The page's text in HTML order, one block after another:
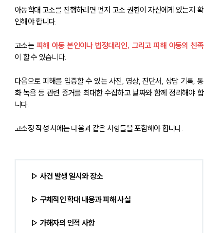
아동학대 고소를 진행하려면 먼저 고소 권한이 자신에게 있는지 확
인해야 합니다.
고소는 피해 아동 본인이나 법정대리인, 그리고 피해 아동의 친족
이 할 수 있습니다.
다음으로 피해를 입증할 수 있는 사진, 영상, 진단서, 상담 기록, 통
화 녹음 등 관련 증거를 최대한 수집하고 날짜와 함께 정리해야 합
니다.
고소장 작성 시에는 다음과 같은 사항들을 포함해야 합니다.
▷ 사건 발생 일시와 장소
▷ 구체적인 학대 내용과 피해 사실
▷ 가해자의 인적 사항